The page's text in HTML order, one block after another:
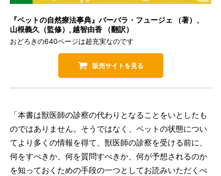
『ペットの自然療法事典』バーバラ・フュージェ （著）、
山根義久（監修）, 越智由香 （翻訳）
おどろきの640ページは超充実なのです
販売サイトを見る
「本書は獣医師の診察の代わりとなることをいとしたも
のではありません。そうではなく、ペットの状態につい
てより多くの情報を得て、獣医師の診察を受ける前に、
何をすべきか、何を質問すべきか、何が予想されるのか
を知っておくための手段の一つとしてお読みいただくべ